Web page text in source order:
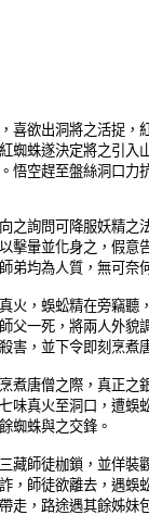
欲出洞將之活捉，
蜘蛛遂決定將之引
悟空趕至盤絲洞口力
詢問可降服妖精之
擊暈並化身之，假
弟均為人質，無可奈
，蜈蚣精在旁竊聽
父一死，將兩人外
害，並下令即刻烹煮
唐僧之際，真正之
味真火至洞口，遭
蜘蛛與之交鋒。
師徒枷鎖，並佯裝
，師徒欲離去，遇
走，路途遇其餘姊妹